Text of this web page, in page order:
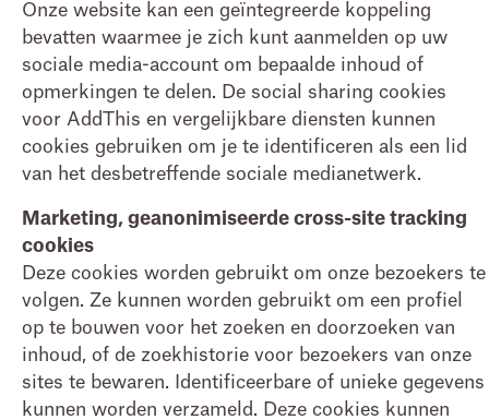
Onze website kan een geïntegreerde koppeling
bevatten waarmee je zich kunt aanmelden op uw
sociale media-account om bepaalde inhoud of
opmerkingen te delen. De social sharing cookies
voor AddThis en vergelijkbare diensten kunnen
cookies gebruiken om je te identificeren als een lid
van het desbetreffende sociale medianetwerk.
Marketing, geanonimiseerde cross-site tracking
cookies
Deze cookies worden gebruikt om onze bezoekers te
volgen. Ze kunnen worden gebruikt om een profiel
op te bouwen voor het zoeken en doorzoeken van
inhoud, of de zoekhistorie voor bezoekers van onze
sites te bewaren. Identificeerbare of unieke gegevens
kunnen worden verzameld. Deze cookies kunnen